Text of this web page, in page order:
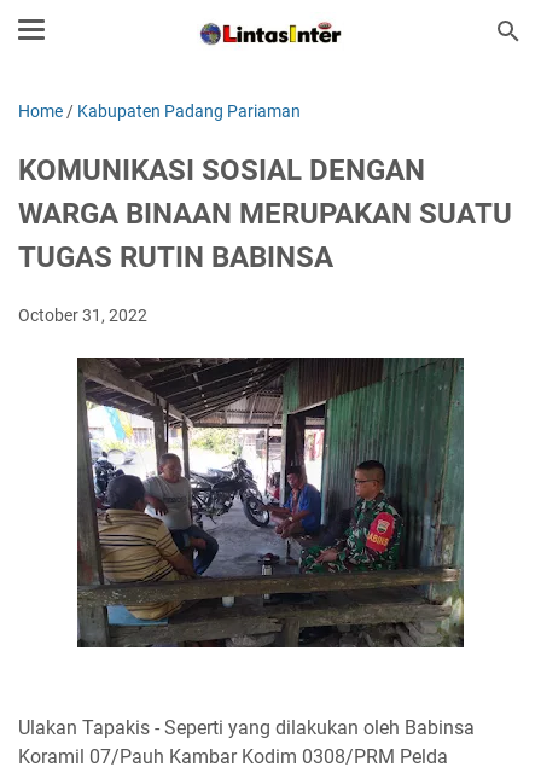
Home / Kabupaten Padang Pariaman
KOMUNIKASI SOSIAL DENGAN
WARGA BINAAN MERUPAKAN SUATU
TUGAS RUTIN BABINSA
October 31, 2022
Ulakan Tapakis - Seperti yang dilakukan oleh Babinsa
Koramil 07/Pauh Kambar Kodim 0308/PRM Pelda